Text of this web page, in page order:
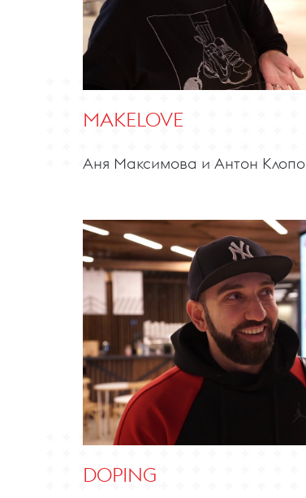
MAKELOVE
Аня Максимова и Антон
DOPING